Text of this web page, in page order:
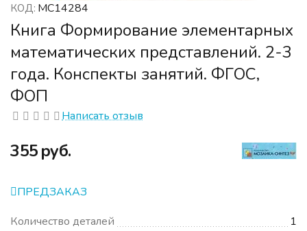
КОД: МС14284
Книга Формирование элементарных
математических представлений. 2-3
года. Конспекты занятий. ФГОС,
ФОП
Написать отзыв
‍355‍руб.
ПРЕДЗАКАЗ
Количество деталей
1